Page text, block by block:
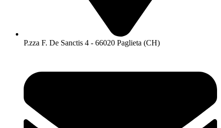
P.zza F. De Sanctis 4 - 66020 Paglieta (CH)